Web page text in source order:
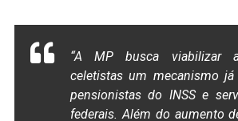
“A MP busca viabilizar a
celetistas um mecanismo
pensionistas do INSS e
federais. Além do aumento